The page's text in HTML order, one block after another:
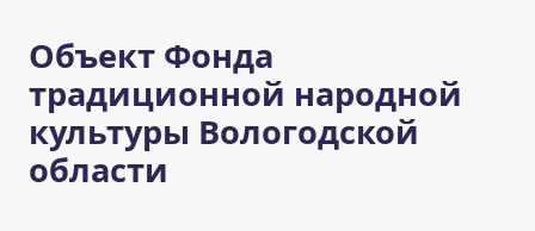
Объект Фонда
традиционной народной
культуры Вологодской
области